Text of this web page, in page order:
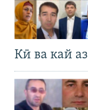
Кӣ ва кай